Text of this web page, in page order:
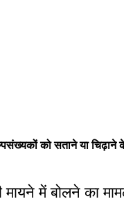
को सताने या चिढ़ाने
मायने में बोलने का